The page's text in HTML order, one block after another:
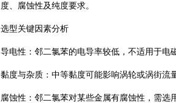
度、腐蚀性及纯度要求。‌
选型关键因素分析
导电性‌：邻二氯苯的电导率较低，不适用于电
黏度与杂质‌：中等黏度可能影响涡轮或涡街流
腐蚀性‌：邻二氯苯对某些金属有腐蚀性，需选